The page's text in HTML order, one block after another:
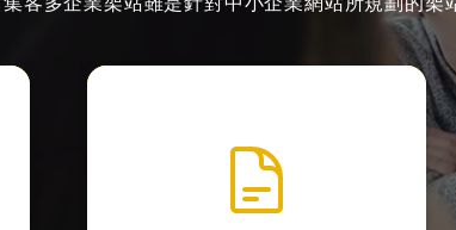
網頁製作切版
以最精準的 HTML標籤結構